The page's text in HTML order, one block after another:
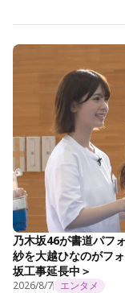
乃木坂46が書道パフ
紗を大越ひなのがフ
坂工事延長中＞
2026/8/7 エンタメ